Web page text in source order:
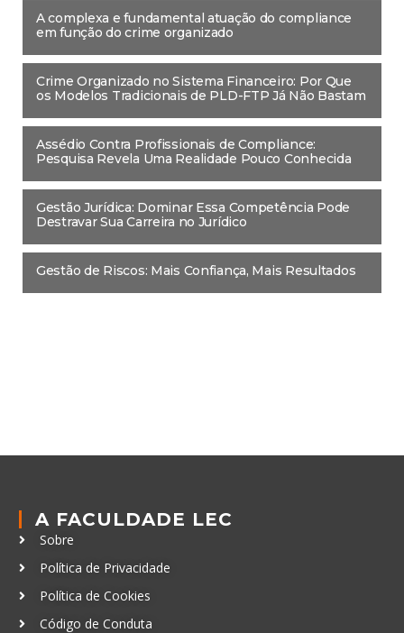
A complexa e fundamental atuação do compliance
em função do crime organizado
Crime Organizado no Sistema Financeiro: Por Que
os Modelos Tradicionais de PLD-FTP Já Não Bastam
Assédio Contra Profissionais de Compliance:
Pesquisa Revela Uma Realidade Pouco Conhecida
Gestão Jurídica: Dominar Essa Competência Pode
Destravar Sua Carreira no Jurídico
Gestão de Riscos: Mais Confiança, Mais Resultados
A FACULDADE LEC
Sobre
Política de Privacidade
Política de Cookies
Código de Conduta